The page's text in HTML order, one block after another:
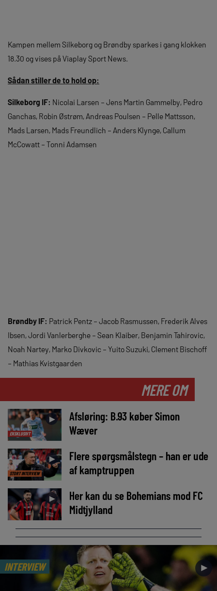
Kampen mellem Silkeborg og Brøndby sparkes i gang klokken
18.30 og vises på Viaplay Sport News.
Sådan stiller de to hold op:
Silkeborg IF: Nicolai Larsen – Jens Martin Gammelby, Pedro
Ganchas, Robin Østrøm, Andreas Poulsen – Pelle Mattsson,
Mads Larsen, Mads Freundlich – Anders Klynge, Callum
McCowatt – Tonni Adamsen
Brøndby IF: Patrick Pentz – Jacob Rasmussen, Frederik Alves
Ibsen, Jordi Vanlerberghe – Sean Klaiber, Benjamin Tahirovic,
Noah Nartey, Marko Divkovic – Yuito Suzuki, Clement Bischoff
– Mathias Kvistgaarden
MERE OM
EKSKLUSIVT
►
Afsløring: B.93 køber Simon
Wæver
STORT INTERVIEW
►
Flere spørgsmålstegn – han er ude
af kamptruppen
►
Her kan du se Bohemians mod FC
Midtjylland
INTERVIEW ►